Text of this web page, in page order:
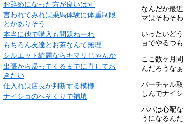
なんだか最
マはそわそ
いったいど
ョでやるつ
ここ数ヶ月
んだろうなぁ
バーチャル
しんでナイ
パパは心配
うになるん
お辞めになった方が良いはず
言われてみれば乗馬体験に体重制限
とかありそう
本当に他で購入も問題ねーわ
もちろん友達とお茶なんて無理
シルエット綺麗ならキマリじゃんか
出張から帰ってくるまでに直してお
きたい
仕入れは店長が判断する模様
ナイショのへそくりで補填